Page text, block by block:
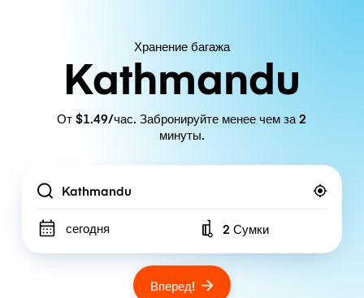
Хранение багажа
Kathmandu
От $1.49/час. Забронируйте менее чем за 2
минуты.
Location
сегодня Number of bags
2 Сумки
Вперед!